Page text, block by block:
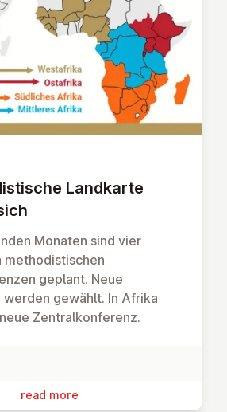
Landkarte
Monaten sind vier
methodistischen
geplant. Neue
gewählt. In Afrika
Zentralkonferenz.
read more